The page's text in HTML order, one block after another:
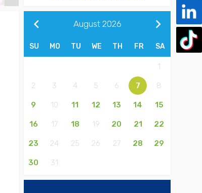
August 2026
SU MO TU WE TH FR SA
1
2 3 4 5 6 7 8
9 10 11 12 13 14 15
16 17 18 19 20 21 22
23 24 25 26 27 28 29
30 31